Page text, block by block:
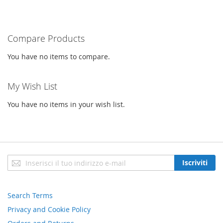
Compare Products
You have no items to compare.
My Wish List
You have no items in your wish list.
Iscriviti
alla
Iscriviti
Search Terms
Privacy and Cookie Policy